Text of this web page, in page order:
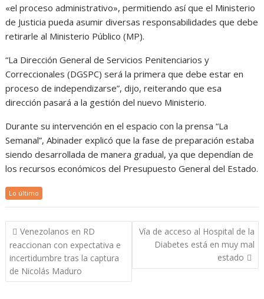
«el proceso administrativo», permitiendo así que el Ministerio
de Justicia pueda asumir diversas responsabilidades que debe
retirarle al Ministerio Público (MP).
“La Dirección General de Servicios Penitenciarios y
Correccionales (DGSPC) será la primera que debe estar en
proceso de independizarse”, dijo, reiterando que esa
dirección pasará a la gestión del nuevo Ministerio.
Durante su intervención en el espacio con la prensa “La
Semanal”, Abinader explicó que la fase de preparación estaba
siendo desarrollada de manera gradual, ya que dependían de
los recursos económicos del Presupuesto General del Estado.
Lo último
Navegación
de
entradas
Venezolanos en RD
reaccionan con expectativa e
incertidumbre tras la captura
de Nicolás Maduro
Vía de acceso al Hospital de la
Diabetes está en muy mal
estado